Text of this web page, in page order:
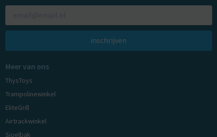
inschrijven
Meer van ons
ThysToys
Trampolinewinkel
EliteGrill
Airtrackwinkel
Sjoelbak